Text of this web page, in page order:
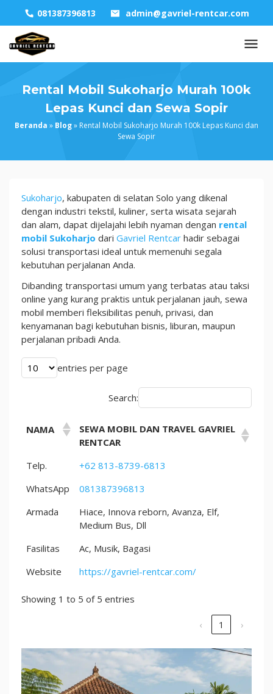
content
081387396813 admin@gavriel-rentcar.com
Rental Mobil Sukoharjo Murah 100k
Lepas Kunci dan Sewa Sopir
Beranda » Blog» Rental Mobil Sukoharjo Murah 100k Lepas Kunci dan
Sewa Sopir
Rental
Mobil
Sukoharjo
Murah
100k
Lepas
dan
Sewa
Sopir
Sukoharjo, kabupaten di selatan Solo yang dikenal
dengan industri tekstil, kuliner, serta wisata sejarah
dan alam, dapat dijelajahi lebih nyaman dengan rental
mobil Sukoharjo dari Gavriel Rentcar hadir sebagai
solusi transportasi ideal untuk memenuhi segala
kebutuhan perjalanan Anda.
Dibanding transportasi umum yang terbatas atau taksi
online yang kurang praktis untuk perjalanan jauh, sewa
mobil memberi fleksibilitas penuh, privasi, dan
kenyamanan bagi kebutuhan bisnis, liburan, maupun
perjalanan pribadi Anda.
entries per page
Search:
NAMA
SEWA MOBIL DAN TRAVEL GAVRIEL
RENTCAR
Telp.
+62 813-8739-6813
WhatsApp
081387396813
Armada
Hiace, Innova reborn, Avanza, Elf,
Medium Bus, Dll
Fasilitas
Ac, Musik, Bagasi
Website
https://gavriel-rentcar.com/
Showing 1 to 5 of 5 entries
‹ 1 ›